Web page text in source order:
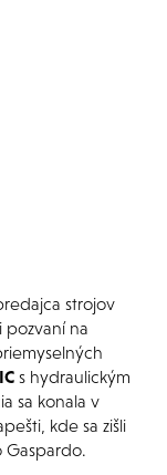
strojov
pozvaní na
s hydraulickým
sa konala v
kde sa zišli
Gaspardo.